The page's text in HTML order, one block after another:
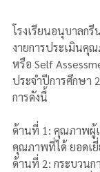
โรงเรียนอนุบาลกรี
งายการประเมินคุ
หรือ Self
ประจำปีการศึกษา
การดังนี้
ด้านที่ 1: คุณภาพผู้
คุณภาพที่ได้ ยอดเ
ด้านที่ 2: กระบวนก